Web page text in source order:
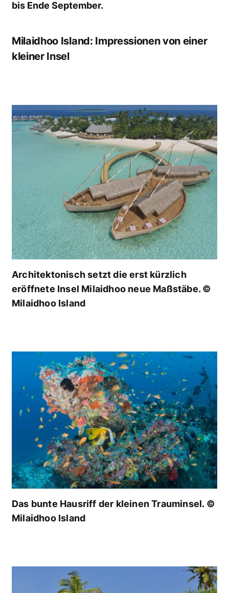
bis Ende September.
Milaidhoo Island: Impressionen von einer
kleiner Insel
Architektonisch setzt die erst kürzlich
eröffnete Insel Milaidhoo neue Maßstäbe. ©
Milaidhoo Island
Das bunte Hausriff der kleinen Trauminsel. ©
Milaidhoo Island